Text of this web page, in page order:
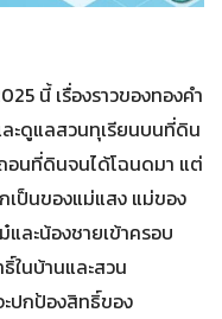
นี้ เรื่องราวของทองคำ
ะดูแลสวนทุเรียนบนที่ดิน
อนที่ดินจนได้โฉนดมา แต่
เป็นของแม่แสง แม่ของ
ละน้องชายเข้าครอบ
ในบ้านและสวน
ปกป้องสิทธิ์ของ